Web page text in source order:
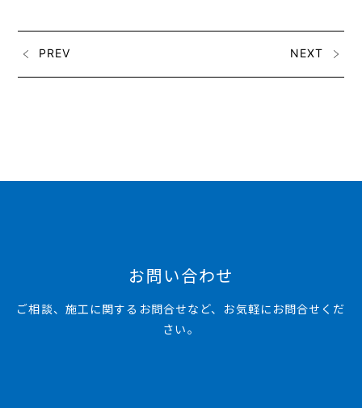
PREV NEXT
お問い合わせ
ご相談、施工に関するお問合せなど、お気軽にお問合せくだ
さい。